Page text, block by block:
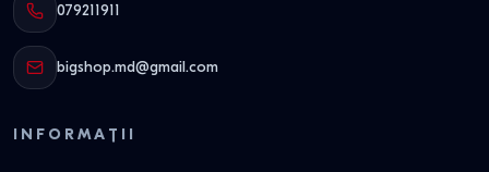
079211911
bigshop.md@gmail.com
INFORMAȚII